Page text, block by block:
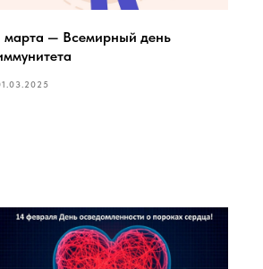
марта — Всемирный день